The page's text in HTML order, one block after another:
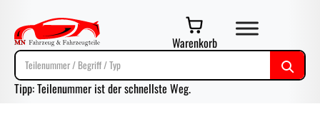
Warenkorb
Tipp: Teilenummer ist der schnellste Weg.